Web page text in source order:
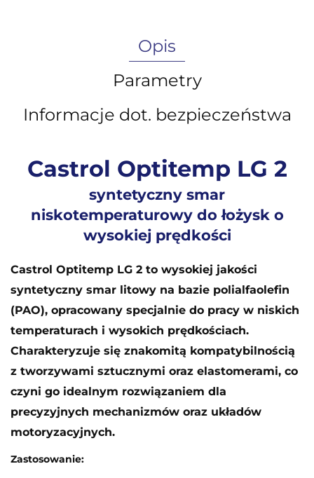
Opis
Parametry
Informacje dot. bezpieczeństwa
Castrol Optitemp LG 2
syntetyczny smar
niskotemperaturowy do łożysk o
wysokiej prędkości
Castrol Optitemp LG 2 to wysokiej jakości
syntetyczny smar litowy na bazie polialfaolefin
(PAO), opracowany specjalnie do pracy w niskich
temperaturach i wysokich prędkościach.
Charakteryzuje się znakomitą kompatybilnością
z tworzywami sztucznymi oraz elastomerami, co
czyni go idealnym rozwiązaniem dla
precyzyjnych mechanizmów oraz układów
motoryzacyjnych.
Zastosowanie: